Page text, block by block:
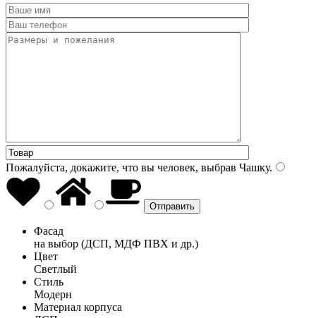
Пожалуйста, докажите, что вы человек, выбрав Чашку.
Фасад
на выбор (ДСП, МДФ ПВХ и др.)
Цвет
Светлый
Стиль
Модерн
Материал корпуса